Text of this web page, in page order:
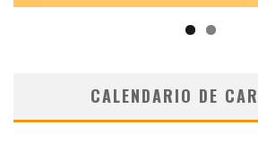
CALENDARIO DE